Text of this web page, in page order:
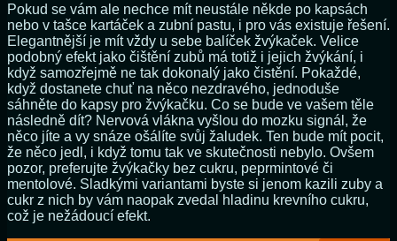
Pokud se vám ale nechce mít neustále někde po kapsách
nebo v tašce kartáček a zubní pastu, i pro vás existuje řešení.
Elegantnější je mít vždy u sebe balíček žvýkaček. Velice
podobný efekt jako čištění zubů má totiž i jejich žvýkání, i
když samozřejmě ne tak dokonalý jako čistění. Pokaždé,
když dostanete chuť na něco nezdravého, jednoduše
sáhněte do kapsy pro žvýkačku. Co se bude ve vašem těle
následně dít? Nervová vlákna vyšlou do mozku signál, že
něco jíte a vy snáze ošálíte svůj žaludek. Ten bude mít pocit,
že něco jedl, i když tomu tak ve skutečnosti nebylo. Ovšem
pozor, preferujte žvýkačky bez cukru, peprmintové či
mentolové. Sladkými variantami byste si jenom kazili zuby a
cukr z nich by vám naopak zvedal hladinu krevního cukru,
což je nežádoucí efekt.